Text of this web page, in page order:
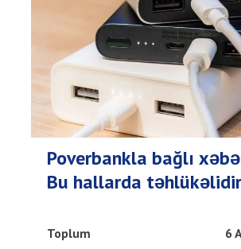
Poverbankla bağlı
Bu hallarda
Toplum 6